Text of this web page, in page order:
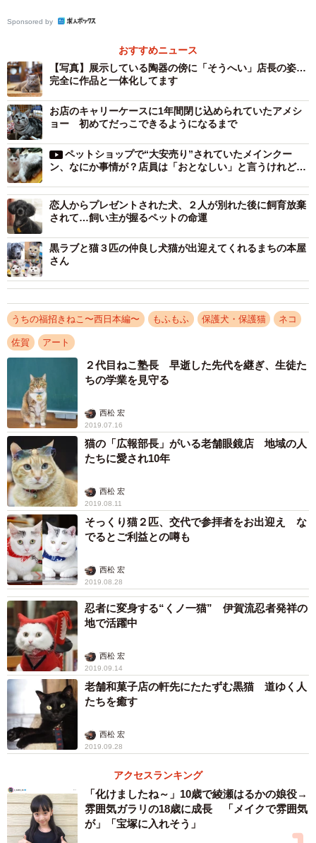
目惚れしたそうで、福岡で一緒に暮らしていたんですが、4
年前、弟は転職することになり、そうへいを連れてここに
戻ってきたんです。
その当時、うちには黒猫のぽん太（オス、3年前に19歳で
没）、白黒のしゃらく（オス、4年前に20歳で没）、茶白の
むーちゃん（オス、現在18歳）の3匹がいました。3匹とも
高齢で1階のギャラリーに降りてくることはなく、工房や住
居がある2、3階で暮らしていました。新入りのそうへいが
やってくると、先輩猫たちは「あっちいけ」といわんばか
りに「シャー」と威嚇しました。でも、そうへいは臆する
ことなく、いい意味で厚かましいというんでしょうか。3階
建の建物内を自由自在に動き回り、ギャラリーに来られた
お客さんとも接するようになりました。
１８歳のムーちゃん。象さんが神戸にいたころ保護した子。ギャラリー
にはおらず２、３階で暮らしている
そうして2年が経ったころ、弟は熊本へ。新たな仕事先で
は寮生活のため、そうへいを一緒に連れていくことができ
ず、そうへいはここに残って「店長」を務めることに。展
示会などのイベントで大勢の人たちがやってくると、最初
は少し離れた所から眺めていましたけど、次第に人慣れし
ました。ブリティッシュショートヘアの看板猫は珍しいよ
うで、「こんな猫、初めてみた」と人気者になっていきま
した。
Sponsored by
おすすめニュース
【写真】展示している陶器の傍に「そうへい」店長の姿…
完全に作品と一体化してます
お店のキャリーケースに1年間閉じ込められていたアメシ
ョー 初めてだっこできるようになるまで
ペットショップで“大安売り”されていたメインクー
ン、なにか事情が？店員は「おとなしい」と言うけれど…
恋人からプレゼントされた犬、２人が別れた後に飼育放棄
されて…飼い主が握るペットの命運
黒ラブと猫３匹の仲良し犬猫が出迎えてくれるまちの本屋
さん
うちの福招きねこ〜西日本編〜 もふもふ 保護犬・保護猫 ネコ
佐賀 アート
２代目ねこ塾長 早逝した先代を継ぎ、生徒た
ちの学業を見守る
西松 宏
2019.07.16
猫の「広報部長」がいる老舗眼鏡店 地域の人
たちに愛され10年
西松 宏
2019.08.11
そっくり猫２匹、交代で参拝者をお出迎え な
でるとご利益との噂も
西松 宏
2019.08.28
忍者に変身する“くノ一猫” 伊賀流忍者発祥の
地で活躍中
西松 宏
2019.09.14
老舗和菓子店の軒先にたたずむ黒猫 道ゆく人
たちを癒す
西松 宏
2019.09.28
アクセスランキング
「化けましたね～」10歳で綾瀬はるかの娘役→
雰囲気ガラリの18歳に成長 「メイクで雰囲気
が」「宝塚に入れそう」